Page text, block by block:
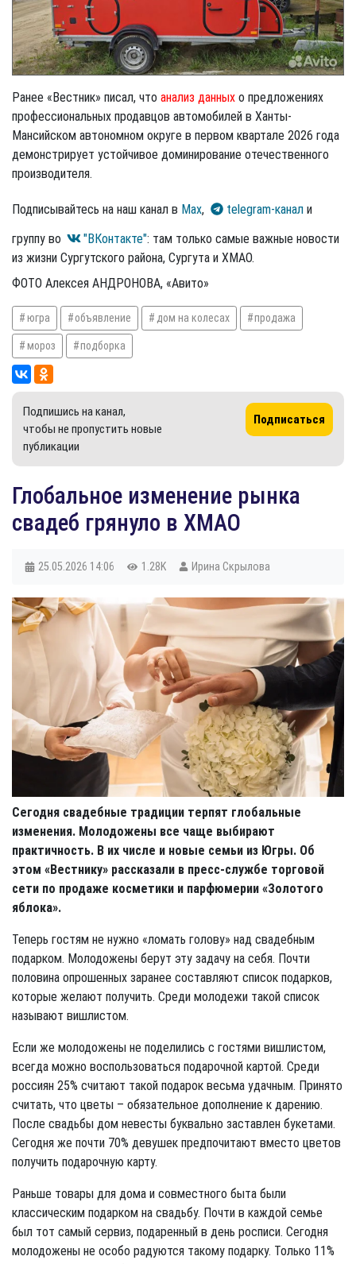
Ранее «Вестник» писал, что анализ данных о предложениях
профессиональных продавцов автомобилей в Ханты-
Мансийском автономном округе в первом квартале 2026 года
демонстрирует устойчивое доминирование отечественного
производителя.
Подписывайтесь на наш канал в Max, telegram-канал и
группу во
"ВКонтакте": там только самые важные новости
из жизни Сургутского района, Сургута и ХМАО.
ФОТО Алексея АНДРОНОВА, «Авито»
югра объявление дом на колесах продажа
мороз подборка
Подпишись на канал,
чтобы не пропустить новые
публикации
Подписаться
Глобальное изменение рынка
свадеб грянуло в ХМАО
25.05.2026 14:06 1.28K Ирина Скрылова
Сегодня свадебные традиции терпят глобальные
изменения. Молодожены все чаще выбирают
практичность. В их числе и новые семьи из Югры. Об
этом «Вестнику» рассказали в пресс-службе торговой
сети по продаже косметики и парфюмерии «Золотого
яблока».
Теперь гостям не нужно «ломать голову» над свадебным
подарком. Молодожены берут эту задачу на себя. Почти
половина опрошенных заранее составляют список подарков,
которые желают получить. Среди молодежи такой список
называют вишлистом.
Если же молодожены не поделились с гостями вишлистом,
всегда можно воспользоваться подарочной картой. Среди
россиян 25% считают такой подарок весьма удачным. Принято
считать, что цветы – обязательное дополнение к дарению.
После свадьбы дом невесты буквально заставлен букетами.
Сегодня же почти 70% девушек предпочитают вместо цветов
получить подарочную карту.
Раньше товары для дома и совместного быта были
классическим подарком на свадьбу. Почти в каждой семье
был тот самый сервиз, подаренный в день росписи. Сегодня
молодожены не особо радуются такому подарку. Только 11%